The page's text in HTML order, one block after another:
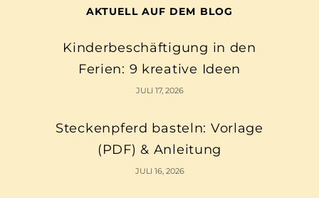
AKTUELL AUF DEM BLOG
Kinderbeschäftigung in den
Ferien: 9 kreative Ideen
JULI 17, 2026
Steckenpferd basteln: Vorlage
(PDF) & Anleitung
JULI 16, 2026